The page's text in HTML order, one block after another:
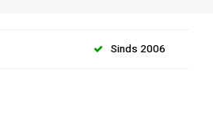
Sinds 2006